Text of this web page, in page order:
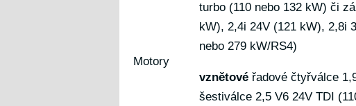
Motory
turbo (110 nebo 132 kW) či
kW), 2,4i 24V (121 kW), 2,8i
nebo 279 kW/RS4)
vznětové řadové čtyřválce
šestiválce 2,5 V6 24V TDI